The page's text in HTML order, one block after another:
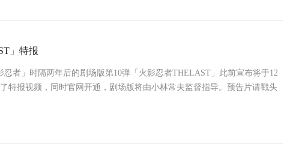
」特报
忍者」时隔两年后的剧场版第10弹「火影忍者THELAST」此前宣布将于12
特报视频，同时官网开通，剧场版将由小林常夫监督指导。预告片请戳头